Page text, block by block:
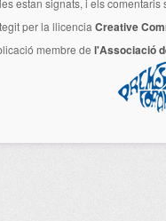
per la llicencia Creative
membre de l'Associació